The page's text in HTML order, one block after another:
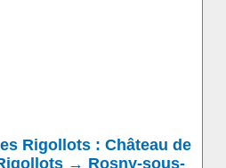
Rigollots : Château de
→ Rosny-sous-